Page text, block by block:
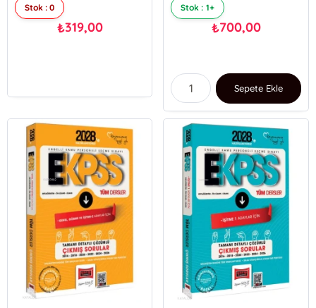
Stok : 0
₺319,00
Stok : 1+
₺700,00
Sepete Ekle